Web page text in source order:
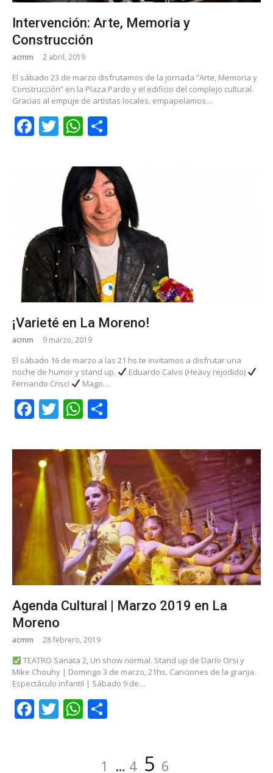
Intervención: Arte, Memoria y
Construcción
acmm 2 abril, 2019
El sábado 23 de marzo disfrutamos de la jornada “Arte, Memoria y
Construcción” en la Plaza Pardo y el edificio del complejo cultural.
Gracias al empuje de artistas locales, empapelamos…
Facebook
TwitterWhatsApp
¡Varieté en La Moreno!
acmm 9 marzo, 2019
El sábado 16 de marzo a las 21 hs te invitamos a disfrutar una
noche de humor y stand up.
Eduardo Calvo (Heavy rejodido)
Fernando Crisci
Mago…
Facebook
TwitterWhatsApp
Agenda Cultural | Marzo 2019 en La
Moreno
acmm 28 febrero, 2019
TEATRO Sanata 2, Un show normal. Stand up de Darío Orsi y
Mike Chouhy | Domingo 3 de marzo, 21hs. Canciones de la granja.
Espectáculo infantil | Sábado 9 de…
Facebook
TwitterWhatsApp
Página
1 … Página
4 Página
5 Página
6